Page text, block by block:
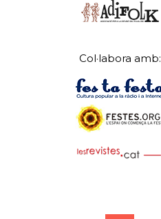
Col·labora amb: